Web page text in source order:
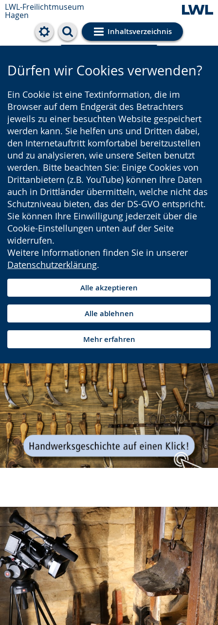
LWL-Freilichtmuseum
Hagen
Inhaltsverzeichnis
Cookie-Einstellungen
Dürfen wir Cookies verwenden?
Ein Cookie ist eine Textinformation, die im
Browser auf dem Endgerät des Betrachters
jeweils zu einer besuchten Website gespeichert
werden kann. Sie helfen uns und Dritten dabei,
den Internetauftritt komfortabel bereitzustellen
und zu analysieren, wie unsere Seiten benutzt
werden. Bitte beachten Sie: Einige Cookies von
Drittanbietern (z.B. YouTube) können Ihre Daten
auch in Drittländer übermitteln, welche nicht das
Schutzniveau bieten, das der DS-GVO entspricht.
Sie können Ihre Einwilligung jederzeit über die
Cookie-Einstellungen unten auf der Seite
widerrufen.
Weitere Informationen finden Sie in unserer
Datenschutzerklärung.
Alle akzeptieren
Alle ablehnen
Mehr erfahren